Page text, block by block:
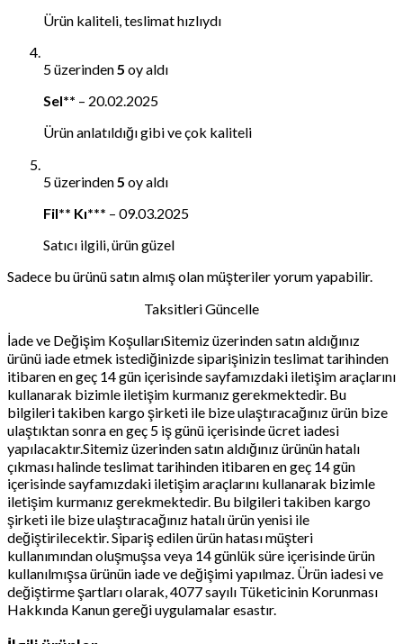
Ürün kaliteli, teslimat hızlıydı
5 üzerinden5 oy aldı
Sel** – 20.02.2025
Ürün anlatıldığı gibi ve çok kaliteli
5 üzerinden5 oy aldı
Fil** Kı*** – 09.03.2025
Satıcı ilgili, ürün güzel
Sadece bu ürünü satın almış olan müşteriler yorum yapabilir.
Taksitleri Güncelle
İade ve Değişim KoşullarıSitemiz üzerinden satın aldığınız
ürünü iade etmek istediğinizde siparişinizin teslimat tarihinden
itibaren en geç 14 gün içerisinde sayfamızdaki iletişim araçlarını
kullanarak bizimle iletişim kurmanız gerekmektedir. Bu
bilgileri takiben kargo şirketi ile bize ulaştıracağınız ürün bize
ulaştıktan sonra en geç 5 iş günü içerisinde ücret iadesi
yapılacaktır.Sitemiz üzerinden satın aldığınız ürünün hatalı
çıkması halinde teslimat tarihinden itibaren en geç 14 gün
içerisinde sayfamızdaki iletişim araçlarını kullanarak bizimle
iletişim kurmanız gerekmektedir. Bu bilgileri takiben kargo
şirketi ile bize ulaştıracağınız hatalı ürün yenisi ile
değiştirilecektir. Sipariş edilen ürün hatası müşteri
kullanımından oluşmuşsa veya 14 günlük süre içerisinde ürün
kullanılmışsa ürünün iade ve değişimi yapılmaz. Ürün iadesi ve
değiştirme şartları olarak, 4077 sayılı Tüketicinin Korunması
Hakkında Kanun gereği uygulamalar esastır.